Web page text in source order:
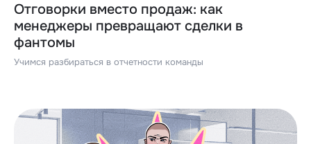
Отговорки вместо продаж: как
менеджеры превращают сделки в
фантомы
Учимся разбираться в отчетности команды